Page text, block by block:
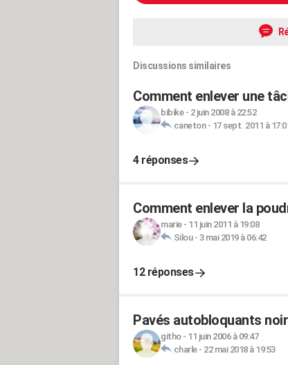
Discussions similaires
Comment enlever une
bibike- 2 juin 2008 à 22:52
caneton- 17 sept. 2011 à
4 réponses
Comment enlever la
marie- 11 juin 2011 à 19:08
Silou- 3 mai 2019 à 06:42
12 réponses
Pavés autobloquants
githo- 11 juin 2006 à 09:47
charle- 22 mai 2018 à 19:53